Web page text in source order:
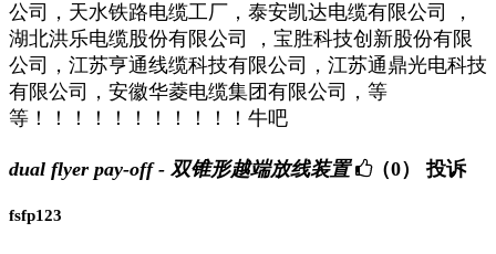
公司，天水铁路电缆工厂，泰安凯达电缆有限公司 ，
湖北洪乐电缆股份有限公司 ，宝胜科技创新股份有限
公司，江苏亨通线缆科技有限公司，江苏通鼎光电科技
有限公司，安徽华菱电缆集团有限公司，等
等！！！！！！！！！！！牛吧
dual flyer pay-off - 双锥形越端放线装置 （0） 投诉
fsfp123